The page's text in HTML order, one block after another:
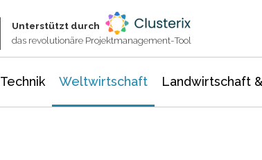
Unterstützt durch
das revolutionäre Projektmanagement-Tool
Technik Weltwirtschaft Landwirtschaft